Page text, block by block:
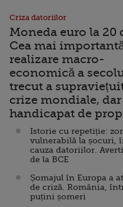
Criza datoriilor
Moneda euro la 20
Cea mai
realizare macro-
economică a
trecut a
crize mondiale,
handicapat de
Istorie cu repetiție:
vulnerabilă la șocuri,
cauza datoriilor.
de la BCE
Șomajul în Europa a
de criză. România,
puțini șomeri